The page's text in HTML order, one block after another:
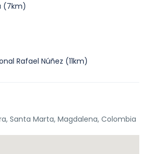
(7km)
Rafael Núñez (11km)
Santa Marta, Magdalena, Colombia